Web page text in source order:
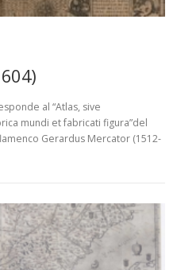
al “Atlas, sive
mundi et fabricati figura”del
Gerardus Mercator (1512-